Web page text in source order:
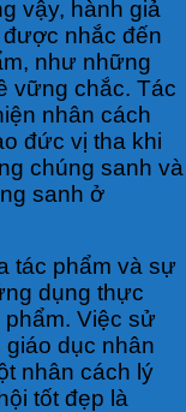
vậy, hành giả
nhắc đến
như những
vững chắc. Tác
nhân cách
đức vị tha khi
chúng sanh và
sanh ở
tác phẩm và sự
dụng thực
phẩm. Việc sử
dục nhân
nhân cách lý
tốt đẹp là